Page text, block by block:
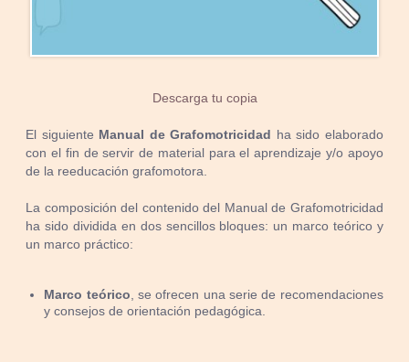
Descarga tu copia
El siguiente Manual de Grafomotricidad
ha sido elaborado
con el fin de servir de material para el aprendizaje y/o apoyo
de la reeducación grafomotora.
La composición del contenido del Manual de Grafomotricidad
ha sido dividida en dos sencillos bloques: un marco teórico y
un marco práctico:
Marco teórico, se ofrecen una serie de recomendaciones
y consejos de orientación pedagógica.